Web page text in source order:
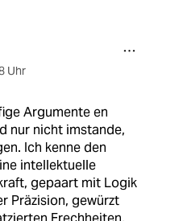
Uhr
Argumente en
nur nicht imstande,
Ich kenne den
intellektuelle
gepaart mit Logik
Präzision, gewürzt